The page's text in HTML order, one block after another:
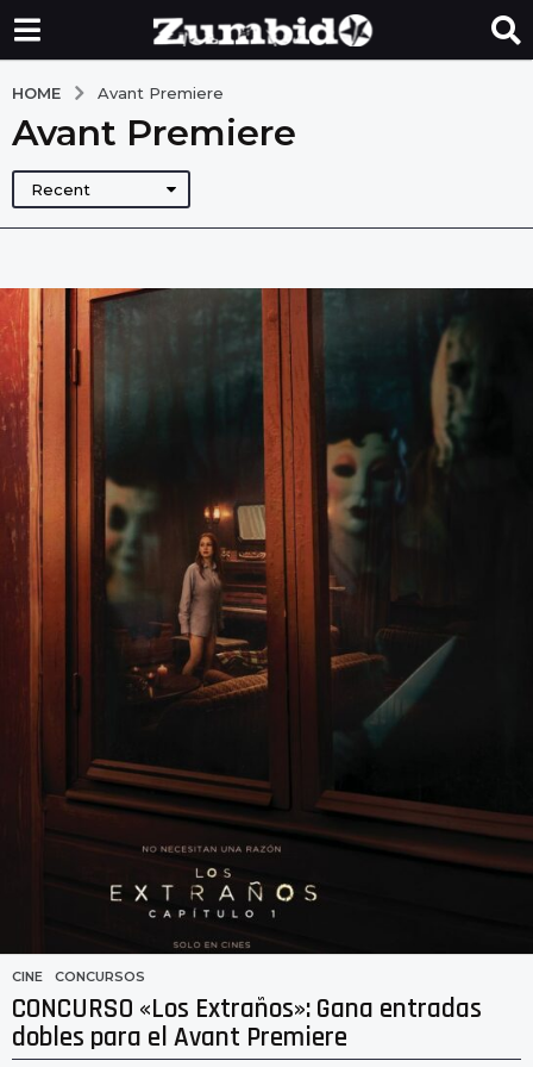
HOME Avant Premiere
Avant Premiere
Recent
CINE ,CONCURSOS
CONCURSO «Los Extraños»: Gana entradas
dobles para el Avant Premiere